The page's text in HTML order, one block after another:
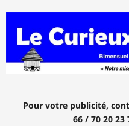
contenu
Pour votre publicité,
66 / 70 20 23